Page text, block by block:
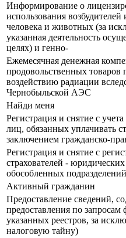
Информирование о
использования
человека и животных (за
указанная деятельность
целях) и генно-
Ежемесячная денежная
продовольственных
воздействию радиации
Чернобыльской АЭС
Найди меня
Регистрация и снятие с
лиц, обязанных уплачивать
заключением гражданско-
Регистрация и снятие с
страхователей -
обособленных подразделений
Активный гражданин
Предоставление сведений,
предоставления по
указанных реестров, за
налоговую тайну)